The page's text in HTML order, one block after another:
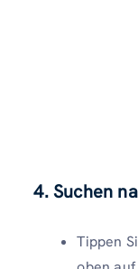
4. Suchen
Tippen